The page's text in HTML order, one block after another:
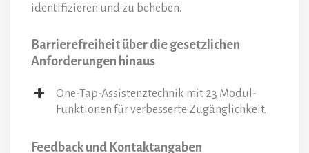
identifizieren und zu beheben.
Barrierefreiheit über die gesetzlichen
Anforderungen hinaus
One-Tap-Assistenztechnik mit 23 Modul-
Funktionen für verbesserte Zugänglichkeit.
Feedback und Kontaktangaben